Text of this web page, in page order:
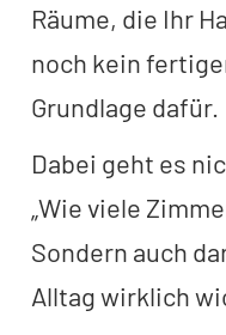
Räume, die Ihr
noch kein
Grundlage dafür.
Dabei geht es
„Wie viele
Sondern auch
Alltag wirklich